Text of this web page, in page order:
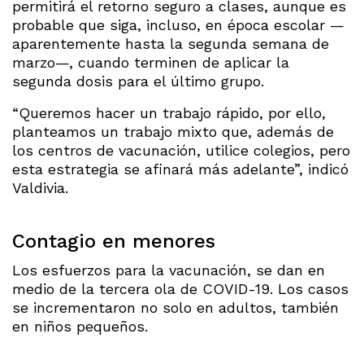
permitirá el retorno seguro a clases, aunque es
probable que siga, incluso, en época escolar —
aparentemente hasta la segunda semana de
marzo—, cuando terminen de aplicar la
segunda dosis para el último grupo.
“Queremos hacer un trabajo rápido, por ello,
planteamos un trabajo mixto que, además de
los centros de vacunación, utilice colegios, pero
esta estrategia se afinará más adelante”, indicó
Valdivia.
Contagio en menores
Los esfuerzos para la vacunación, se dan en
medio de la tercera ola de COVID-19. Los casos
se incrementaron no solo en adultos, también
en niños pequeños.